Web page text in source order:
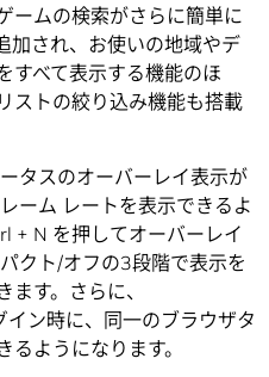
ームの検索がさらに簡単に
加され、お使いの地域やデ
すべて表示する機能のほ
ストの絞り込み機能も搭載
タスのオーバーレイ表示が
ーム レートを表示できるよ
+ N を押してオーバーレイ
クト/オフの3段階で表示を
す。さらに、
イン時に、同一のブラウザタ
ようになります。